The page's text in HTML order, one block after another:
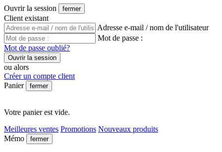
Ouvrir la session fermer
Client existant
Adresse e-mail / nom de l'utilisateur
Mot de passe :
Mot de passe oublié?
Ouvrir la session
ou alors
Créer un compte client
Panier
fermer
Votre panier est vide.
Meilleures ventes Promotions Nouveaux produits
Mémo
fermer